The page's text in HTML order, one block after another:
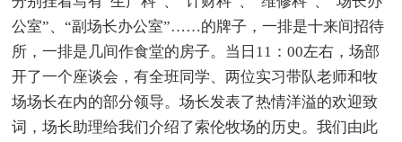
公室”、“副场长办公室”……的牌子，一排是十来间招待
所，一排是几间作食堂的房子。当日11：00左右，场部
开了一个座谈会，有全班同学、两位实习带队老师和牧
场场长在内的部分领导。场长发表了热情洋溢的欢迎致
词，场长助理给我们介绍了索伦牧场的历史。我们由此